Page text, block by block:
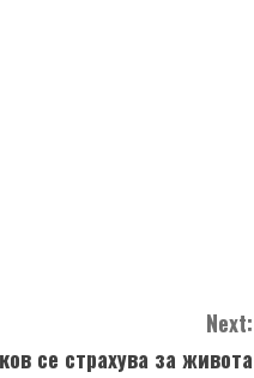
Next:
се страхува за живота